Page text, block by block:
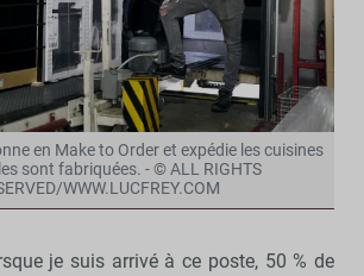
en Make to Order et expédie les cuisines
sont fabriquées. - © ALL RIGHTS
WWW.LUCFREY.COM
je suis arrivé à ce poste, 50 % de